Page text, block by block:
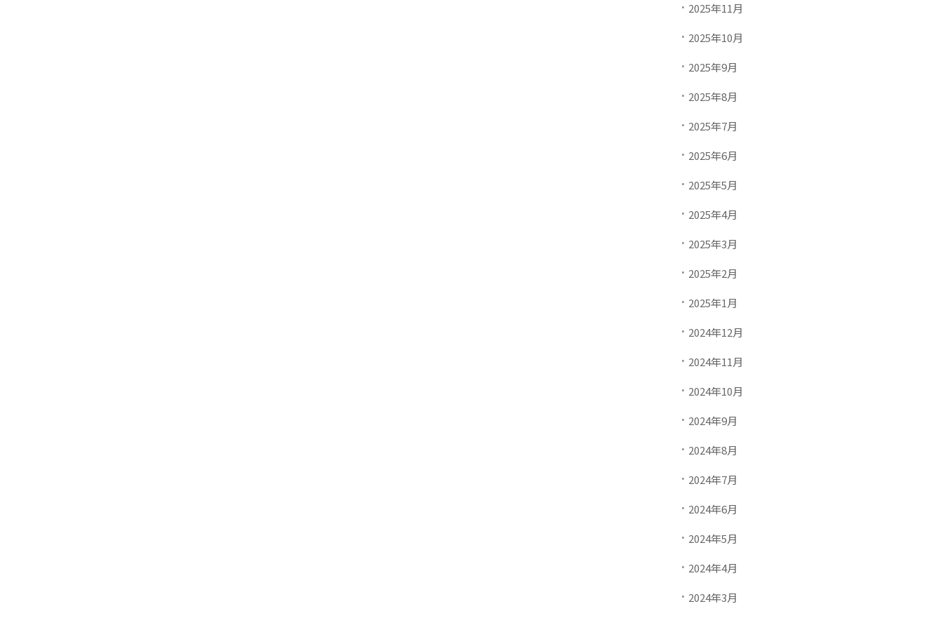
2025年11月
2025年10月
2025年9月
2025年8月
2025年7月
2025年6月
2025年5月
2025年4月
2025年3月
2025年2月
2025年1月
2024年12月
2024年11月
2024年10月
2024年9月
2024年8月
2024年7月
2024年6月
2024年5月
2024年4月
2024年3月